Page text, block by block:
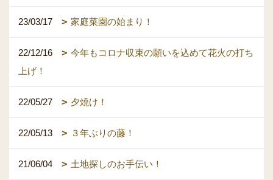
23/03/17 家庭菜園の始まり！
22/12/16
今年もコロナ収束の願いを込めて花火の打ち
上げ！
22/05/27 夕焼け！
22/05/13 ３年ぶりの藤！
21/06/04 土地探しのお手伝い！